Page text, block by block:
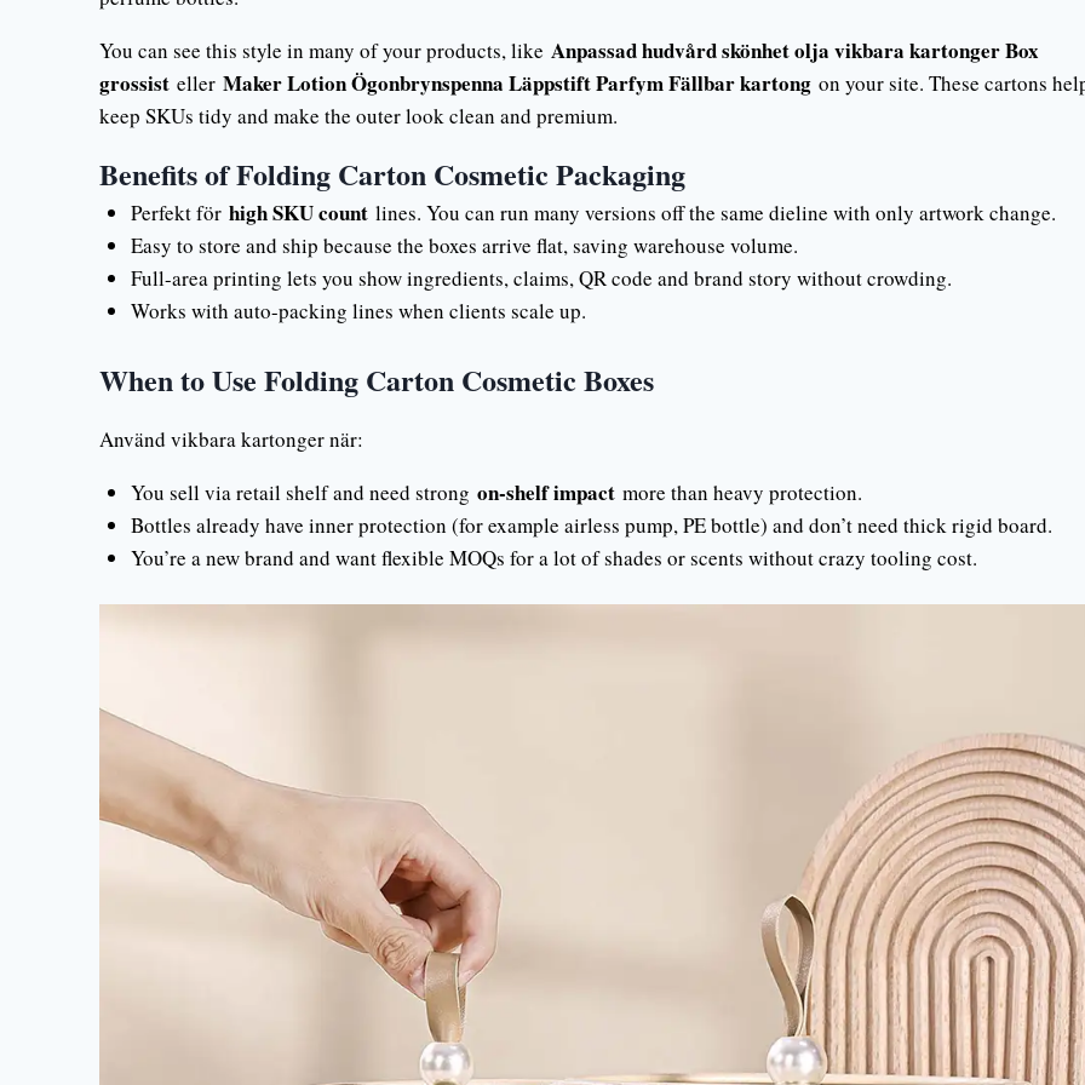
You can see this style in many of your products, like Anpassad hudvård skönhet olja vikbara kartonger Box
grossist eller Maker Lotion Ögonbrynspenna Läppstift Parfym Fällbar kartong on your site. These cartons
keep SKUs tidy and make the outer look clean and premium.
Benefits of Folding Carton Cosmetic Packaging
Perfekt för high SKU countlines. You can run many versions off the same dieline with only artwork change.
Easy to store and ship because the boxes arrive flat, saving warehouse volume.
Full-area printing lets you show ingredients, claims, QR code and brand story without crowding.
Works with auto-packing lines when clients scale up.
When to Use Folding Carton Cosmetic Boxes
Använd vikbara kartonger när:
You sell via retail shelf and need strong on-shelf impactmore than heavy protection.
Bottles already have inner protection (for example airless pump, PE bottle) and don’t need thick rigid board.
You’re a new brand and want flexible MOQs for a lot of shades or scents without crazy tooling cost.